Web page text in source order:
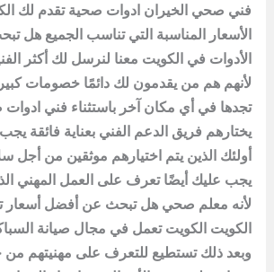
فني صحي الخيران ادوات صحية تقدم لك
الأسعار المناسبة التي تناسب الجميع هل
الأدوات في الكويت معنا لنرسل لك أكثر
لأنهم هم من يقدمون لك دائمًا خصومات
تجدها في أي مكان آخر باستثناء فني
يختارهم فريق الدعم الفني بعناية فائقة يجب
أولئك الذين يتم اختيارهم موثقين من أجل
يجب عليك أيضًا تعرف على العمل المهني
لأنه معلم صحي هل تبحث عن أفضل أسعار
الكويت الكويت تعمل في مجال صيانة
وبعد ذلك تستطيع للتعرف على مهنيتهم ​​من